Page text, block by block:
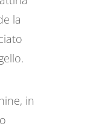
la
in